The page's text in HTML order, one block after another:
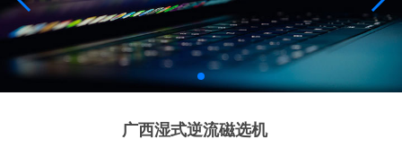
广西湿式逆流磁选机